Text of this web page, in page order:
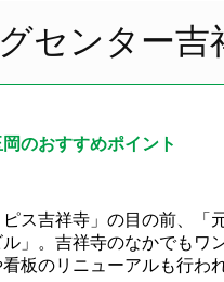
センター吉
のおすすめポイント
ス吉祥寺」の目の前、「
」。吉祥寺のなかでも
板のリニューアルも行わ